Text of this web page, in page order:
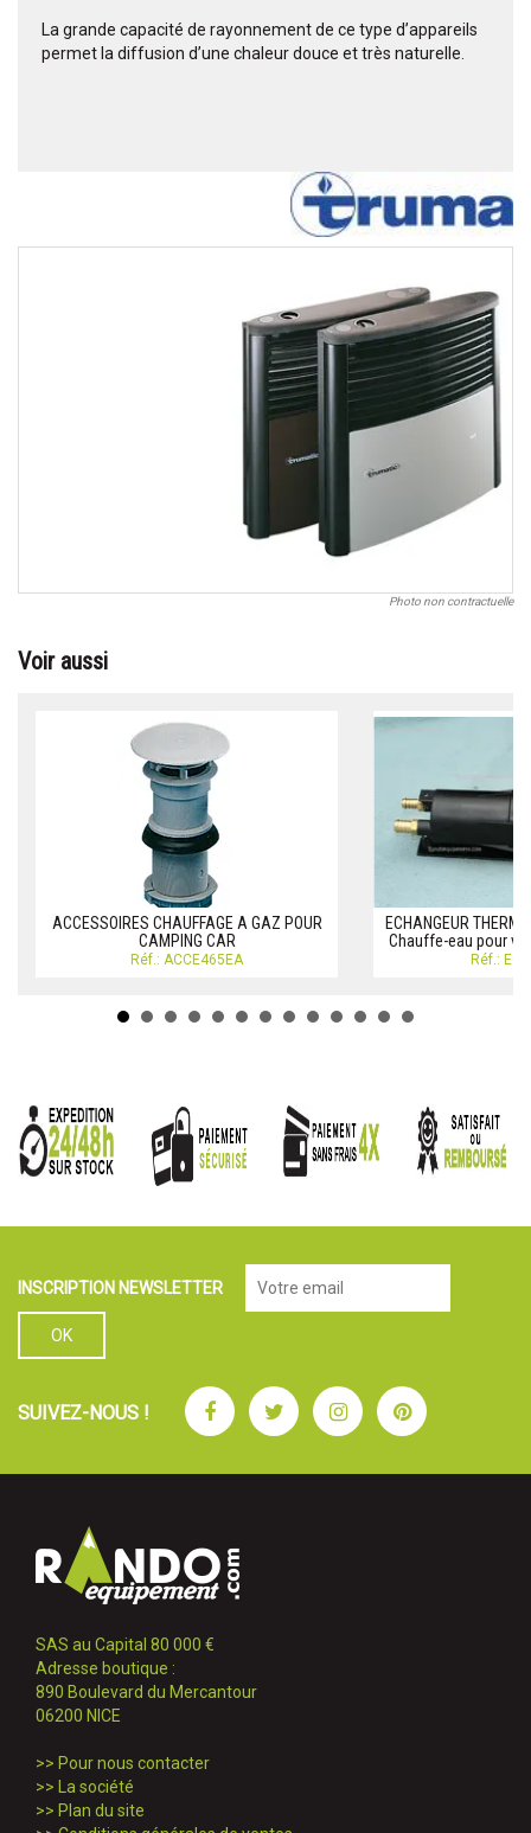
La grande capacité de rayonnement de ce type d’appareils
permet la diffusion d’une chaleur douce et très naturelle.
Photo non contractuelle
Voir aussi
ACCESSOIRES CHAUFFAGE A GAZ POUR
CAMPING CAR
Réf.: ACCE465EA
ECHANGEUR
Chauffe-eau pour
Réf.:
INSCRIPTION NEWSLETTER
SUIVEZ-NOUS ! FacebookTwitterInstagramPinterest
SAS au Capital 80 000 €
Adresse boutique :
890 Boulevard du Mercantour
06200 NICE
>> Pour nous contacter
>> La société
>> Plan du site